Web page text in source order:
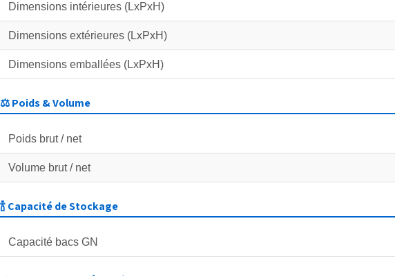
Dimensions intérieures (LxPxH)
Dimensions extérieures (LxPxH)
Dimensions emballées (LxPxH)
⚖️ Poids & Volume
Poids brut / net
Volume brut / net
🍾 Capacité de Stockage
Capacité bacs GN